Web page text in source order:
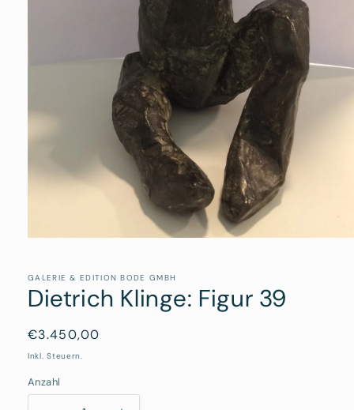
Modal
öffnen
GALERIE & EDITION BODE GMBH
Dietrich Klinge: Figur 39
Normaler
Preis
€3.450,00
Inkl. Steuern.
Anzahl